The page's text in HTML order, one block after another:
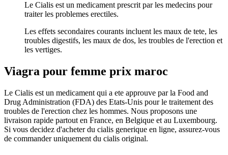
Le Cialis est un medicament prescrit par les medecins pour
traiter les problemes erectiles.
Les effets secondaires courants incluent les maux de tete, les
troubles digestifs, les maux de dos, les troubles de l'erection et
les vertiges.
Viagra pour femme prix maroc
Le Cialis est un medicament qui a ete approuve par la Food and
Drug Administration (FDA) des Etats-Unis pour le traitement des
troubles de l'erection chez les hommes. Nous proposons une
livraison rapide partout en France, en Belgique et au Luxembourg.
Si vous decidez d'acheter du cialis generique en ligne, assurez-vous
de commander uniquement du cialis original.